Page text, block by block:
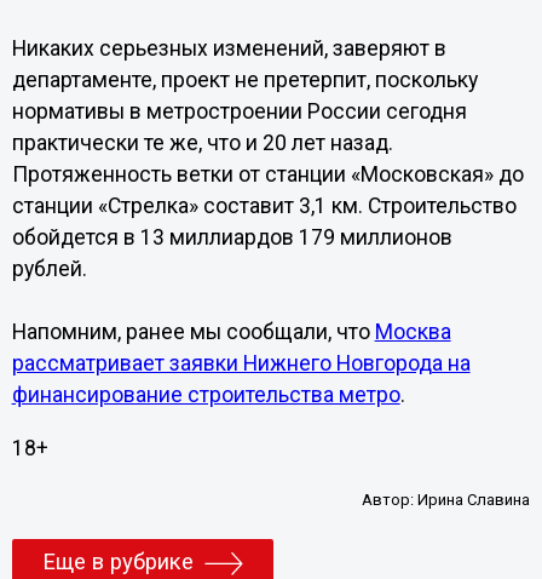
Никаких серьезных изменений, заверяют в
департаменте, проект не претерпит, поскольку
нормативы в метростроении России сегодня
практически те же, что и 20 лет назад.
Протяженность ветки от станции «Московская» до
станции «Стрелка» составит 3,1 км. Строительство
обойдется в 13 миллиардов 179 миллионов
рублей.
Напомним, ранее мы сообщали, что Москва
рассматривает заявки Нижнего Новгорода на
финансирование строительства метро.
18+
Автор:Ирина Славина
Еще в рубрике